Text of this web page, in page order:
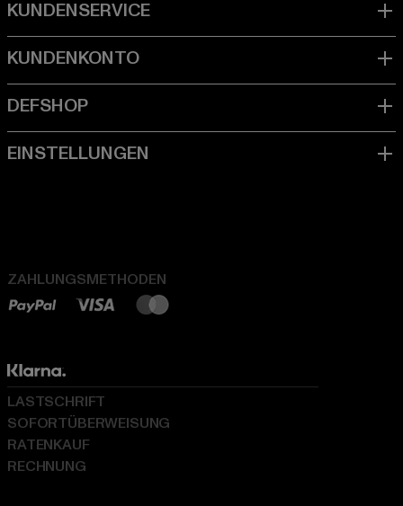
ZAHLUNGSMETHODEN
LASTSCHRIFT
SOFORTÜBERWEISUNG
RATENKAUF
RECHNUNG